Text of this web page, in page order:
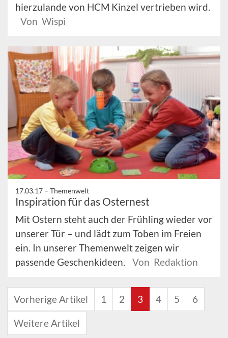
hierzulande von HCM Kinzel vertrieben wird.
Von Wispi
17.03.17 – Themenwelt
Inspiration für das Osternest
Mit Ostern steht auch der Frühling wieder vor
unserer Tür – und lädt zum Toben im Freien
ein. In unserer Themenwelt zeigen wir
passende Geschenkideen.
Von Redaktion
Vorherige Artikel 1 2 3 4 5 6
Weitere Artikel